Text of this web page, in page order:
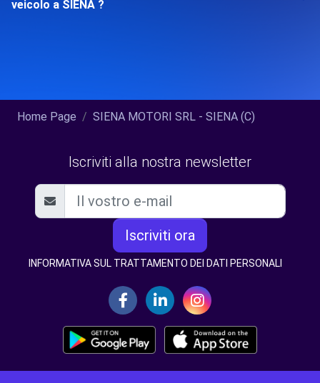
veicolo a SIENA ?
Home Page SIENA MOTORI SRL - SIENA (C)
Iscriviti alla nostra newsletter
Iscriviti ora
INFORMATIVA SUL TRATTAMENTO DEI DATI PERSONALI